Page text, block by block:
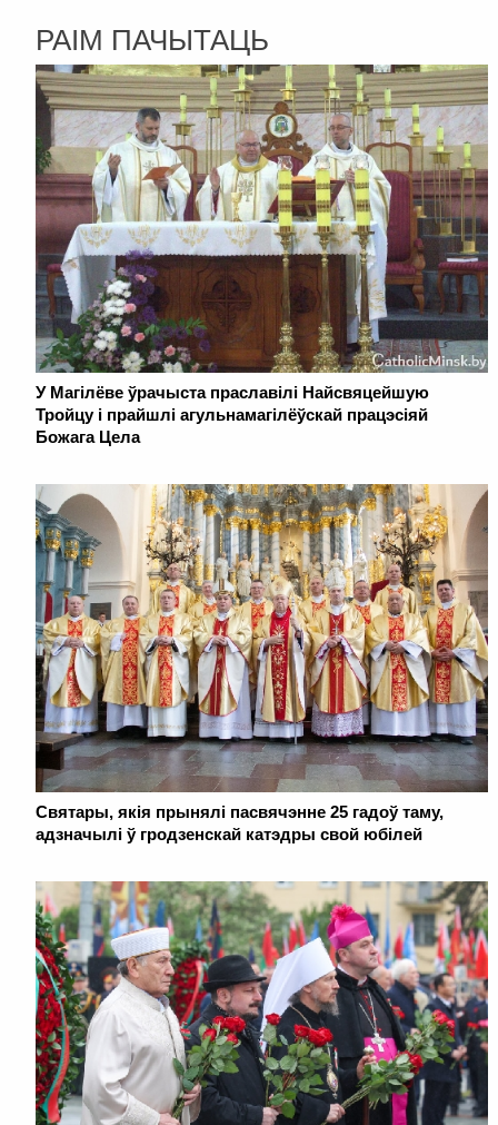
РАІМ ПАЧЫТАЦЬ
У Магілёве ўрачыста праславілі Найсвяцейшую
Тройцу і прайшлі агульнамагілёўскай працэсіяй
Божага Цела
Святары, якія прынялі пасвячэнне 25 гадоў таму,
адзначылі ў гродзенскай катэдры свой юбілей